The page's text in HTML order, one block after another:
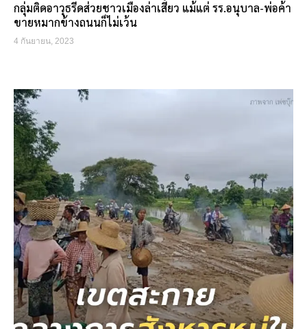
กลุ่มติดอาวุธรีดส่วยชาวเมืองล่าเสี้ยว แม้แต่ รร.อนุบาล-พ่อค้า
ขายหมากข้างถนนก็ไม่เว้น
4 กันยายน, 2023